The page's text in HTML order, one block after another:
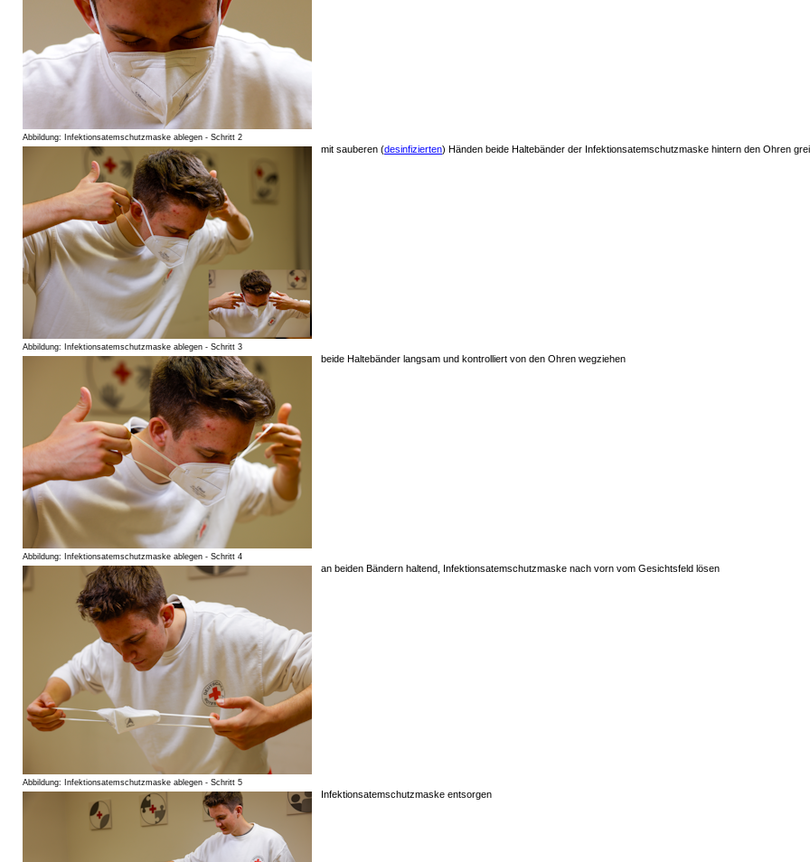
Abbildung: Infektionsatemschutzmaske ablegen - Schritt 2
Abbildung: Infektionsatemschutzmaske ablegen - Schritt 3
mit sauberen (desinfizierten) Händen beide Haltebänder der Infektionsatemschutzmaske hintern den Ohren
Abbildung: Infektionsatemschutzmaske ablegen - Schritt 4
beide Haltebänder langsam und kontrolliert von den Ohren wegziehen
Abbildung: Infektionsatemschutzmaske ablegen - Schritt 5
an beiden Bändern haltend, Infektionsatemschutzmaske nach vorn vom Gesichtsfeld lösen
Infektionsatemschutzmaske entsorgen